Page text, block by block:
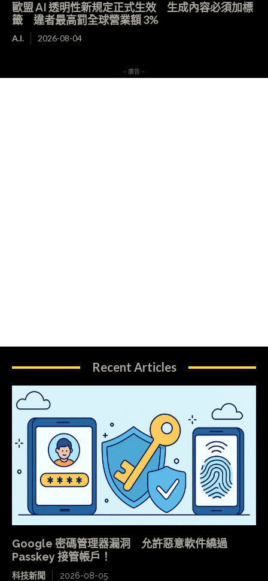
歐盟 AI 透明性新規定正式生效 生成內容必須加標
籤 違者最高罰全球營業額 3%
A.I. 2026-08-04
- 廣告 -
Recent Articles
Google 密碼管理器漏洞 允許惡意軟件繞過
Passkey 接管帳戶！
科技新聞 2026-08-05